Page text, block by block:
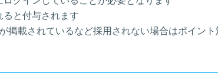
と付与されます
掲載されているなど採用されない場合はポイント